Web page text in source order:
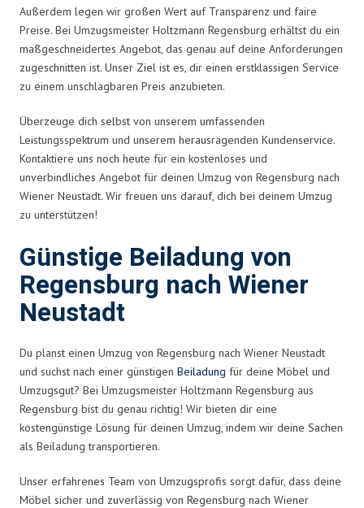
Außerdem legen wir großen Wert auf Transparenz und faire
Preise. Bei Umzugsmeister Holtzmann Regensburg erhältst du ein
maßgeschneidertes Angebot, das genau auf deine Anforderungen
zugeschnitten ist. Unser Ziel ist es, dir einen erstklassigen Service
zu einem unschlagbaren Preis anzubieten.
Überzeuge dich selbst von unserem umfassenden
Leistungsspektrum und unserem herausragenden Kundenservice.
Kontaktiere uns noch heute für ein kostenloses und
unverbindliches Angebot für deinen Umzug von Regensburg nach
Wiener Neustadt. Wir freuen uns darauf, dich bei deinem Umzug
zu unterstützen!
Günstige Beiladung von
Regensburg nach Wiener
Neustadt
Du planst einen Umzug von Regensburg nach Wiener Neustadt
und suchst nach einer günstigen Beiladung für deine Möbel und
Umzugsgut? Bei Umzugsmeister Holtzmann Regensburg aus
Regensburg bist du genau richtig! Wir bieten dir eine
kostengünstige Lösung für deinen Umzug, indem wir deine Sachen
als Beiladung transportieren.
Unser erfahrenes Team von Umzugsprofis sorgt dafür, dass deine
Möbel sicher und zuverlässig von Regensburg nach Wiener